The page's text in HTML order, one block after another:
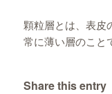
顆粒層とは、表皮
常に薄い層のこと
Share this entry